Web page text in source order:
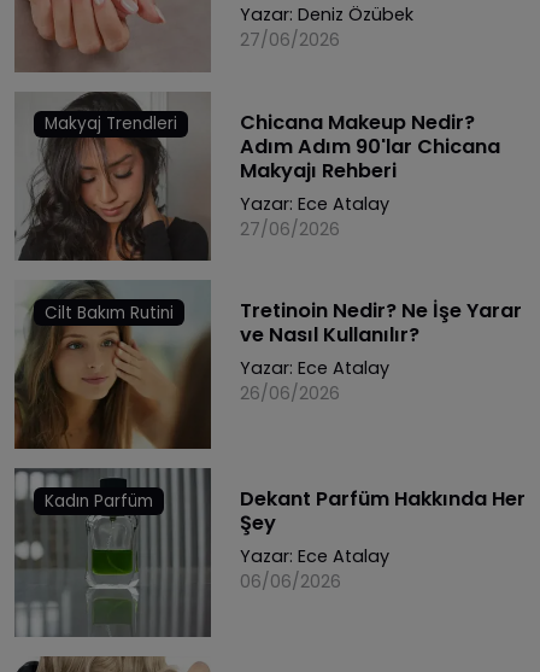
Yazar: Deniz Özübek
27/06/2026
Makyaj Trendleri
Chicana Makeup Nedir?
Adım Adım 90'lar Chicana
Makyajı Rehberi
Yazar: Ece Atalay
27/06/2026
Cilt Bakım Rutini
Tretinoin Nedir? Ne İşe Yarar
ve Nasıl Kullanılır?
Yazar: Ece Atalay
26/06/2026
Kadın Parfüm
Dekant Parfüm Hakkında Her
Şey
Yazar: Ece Atalay
06/06/2026